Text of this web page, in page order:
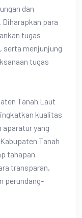
dan
para
tugas
serta menjunjung
tugas
Tanah Laut
kualitas
aparatur yang
Tanah
tahapan
transparan,
perundang-